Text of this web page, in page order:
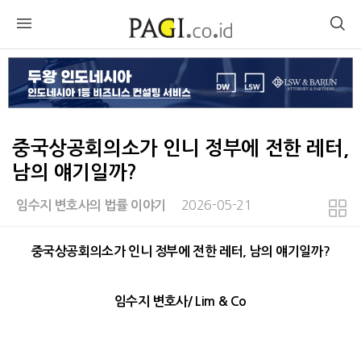
중국상공회의소가 인니 정부에 전한 레터,
남의 얘기일까?
임수지 변호사의 법률 이야기 2026-05-21
본문
중국상공회의소가 인니 정부에 전한 레터, 남의 얘기일까?
임수지 변호사/ Lim & Co